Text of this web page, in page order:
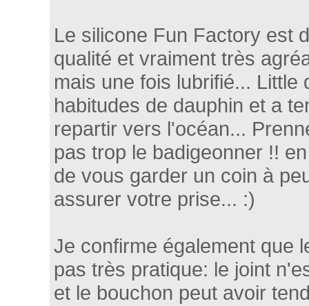
Le silicone Fun Factory est
qualité et vraiment très
mais une fois lubrifié... Little
habitudes de dauphin et a
repartir vers l'océan...
pas trop le badigeonner !!
de vous garder un coin à
assurer votre prise... :)
Je confirme également que
pas très pratique: le joint
et le bouchon peut avoir